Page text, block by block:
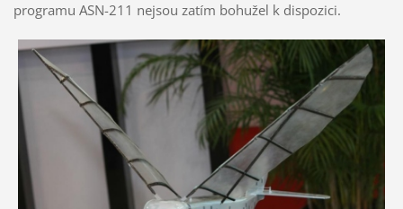
programu ASN-211 nejsou zatím bohužel k dispozici.